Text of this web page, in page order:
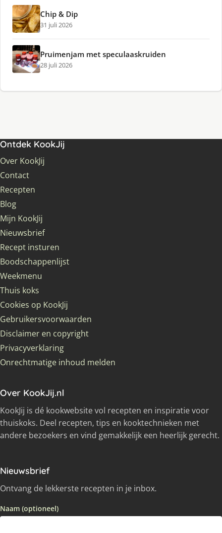
Chip & Dip
31 juli 2026
Pruimenjam met speculaaskruiden
28 juli 2026
Ontdek KookJij
Over KookJij
Contact
Recepten
Blog
Mijn KookJij
Nieuwsbrief
Recept insturen
Boodschappenlijst
Weekmenu
Thuis koks
Cookies op KookJij
Gebruikersvoorwaarden
Disclaimer en copyright
Privacyverklaring
Onrechtmatige inhoud melden
Over KookJij.nl
KookJij is dé kookwebsite vol recepten en inspiratie voor
thuiskoks. Deel recepten, tips en kooktechnieken met
andere bezoekers en vind gemakkelijk een heerlijk gerecht.
Nieuwsbrief
Ontvang de lekkerste recepten in je inbox.
Naam (optioneel)